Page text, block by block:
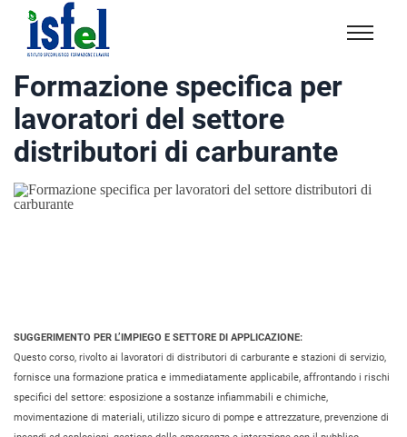
Isfel
Istituto
specialistico
formazione
e
lavoro
Formazione specifica per
lavoratori del settore
distributori di carburante
SUGGERIMENTO PER L’IMPIEGO E SETTORE DI APPLICAZIONE:
Questo corso, rivolto ai lavoratori di distributori di carburante e stazioni di servizio,
fornisce una formazione pratica e immediatamente applicabile, affrontando i rischi
specifici del settore: esposizione a sostanze infiammabili e chimiche,
movimentazione di materiali, utilizzo sicuro di pompe e attrezzature, prevenzione di